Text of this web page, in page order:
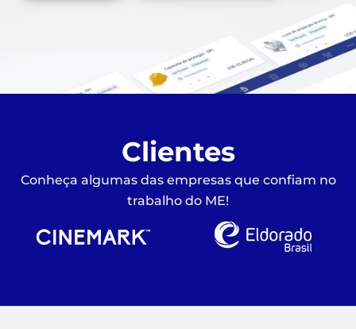
Clientes
Conheça algumas das empresas que confiam no
trabalho do ME!